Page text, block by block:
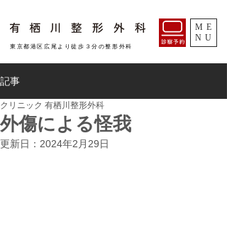
​東京都港区広尾より徒歩３分の整形外科
ME
NU
記事
外傷による怪我
クリニック 有栖川整形外科
更新日： 2024年2月29日